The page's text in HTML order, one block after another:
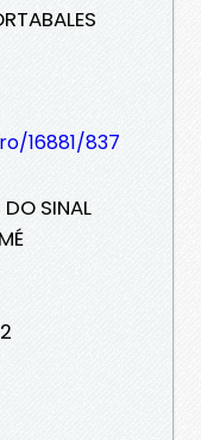
16881/837
DO SINAL